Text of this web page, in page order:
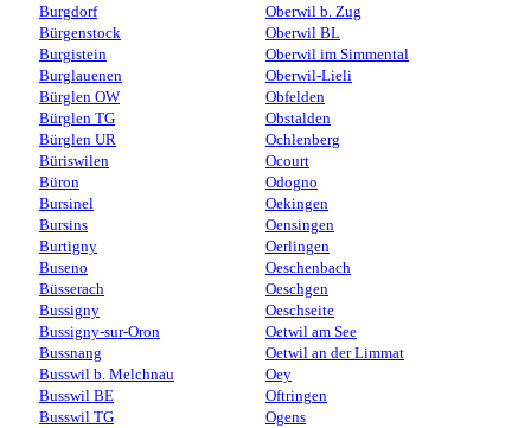
Burgdorf
Bürgenstock
Burgistein
Burglauenen
Bürglen OW
Bürglen TG
Bürglen UR
Büriswilen
Büron
Bursinel
Bursins
Burtigny
Buseno
Büsserach
Bussigny
Bussigny-sur-Oron
Bussnang
Busswil b. Melchnau
Busswil BE
Busswil TG
Oberwil b. Zug
Oberwil BL
Oberwil im Simmental
Oberwil-Lieli
Obfelden
Obstalden
Ochlenberg
Ocourt
Odogno
Oekingen
Oensingen
Oerlingen
Oeschenbach
Oeschgen
Oeschseite
Oetwil am See
Oetwil an der Limmat
Oey
Oftringen
Ogens